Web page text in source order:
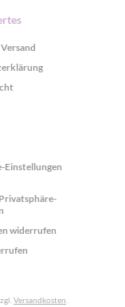
Einstellungen
widerrufen
Versandkosten